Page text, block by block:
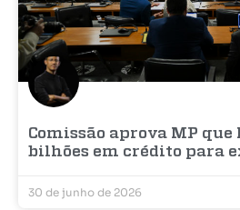
Comissão aprova MP que
bilhões em crédito para
30 de junho de 2026